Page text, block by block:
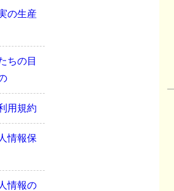
の生産
ちの目
用規約
情報保
情報の